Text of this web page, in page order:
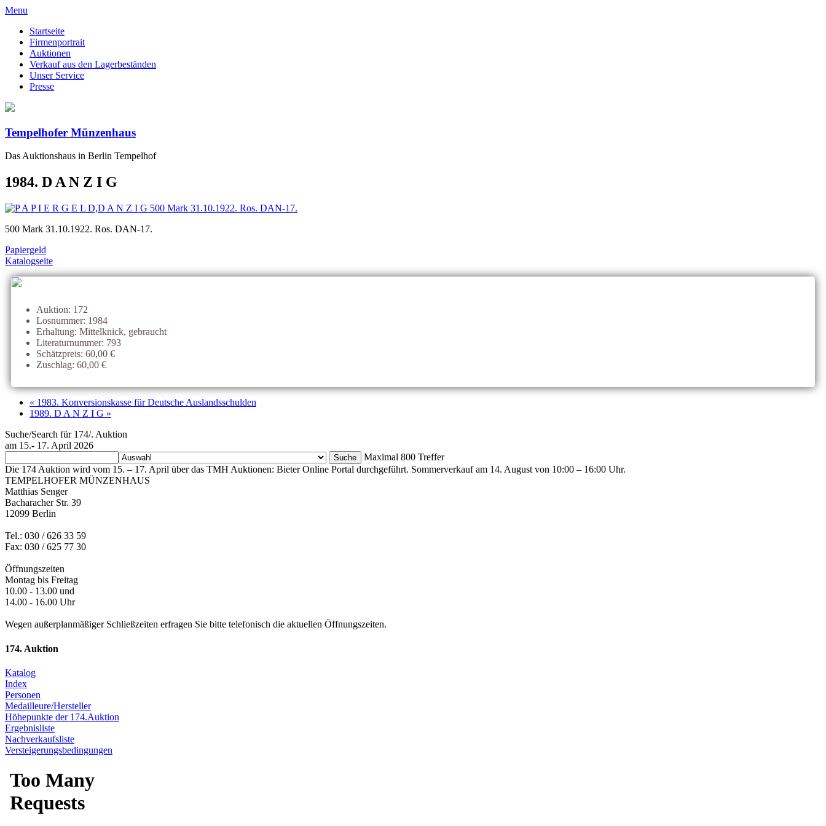
Menu
Startseite
Firmenportrait
Auktionen
Verkauf aus den Lagerbeständen
Unser Service
Presse
Tempelhofer Münzenhaus
Das Auktionshaus in Berlin Tempelhof
1984. D A N Z I G
500 Mark 31.10.1922. Ros. DAN-17.
Papiergeld
Katalogseite
Auktion: 172
Losnummer: 1984
Erhaltung: Mittelknick, gebraucht
Literaturnummer: 793
Schätzpreis: 60,00 €
Zuschlag: 60,00 €
« 1983. Konversionskasse für Deutsche Auslandsschulden
1989. D A N Z I G »
Suche/Search für 174/. Auktion
am 15.- 17. April 2026
Maximal 800 Treffer
Die 174 Auktion wird vom 15. – 17. April über das TMH Auktionen: Bieter Online Portal durchgeführt. Sommerverkauf am 14. August von 10:00 – 16:00 Uhr.
TEMPELHOFER MÜNZENHAUS
Matthias Senger
Bacharacher Str. 39
12099 Berlin
Tel.: 030 / 626 33 59
Fax: 030 / 625 77 30
Öffnungszeiten
Montag bis Freitag
10.00 - 13.00 und
14.00 - 16.00 Uhr
Wegen außerplanmäßiger Schließzeiten erfragen Sie bitte telefonisch die aktuellen Öffnungszeiten.
174. Auktion
Katalog
Index
Personen
Medailleure/Hersteller
Höhepunkte der 174.Auktion
Ergebnisliste
Nachverkaufsliste
Versteigerungsbedingungen